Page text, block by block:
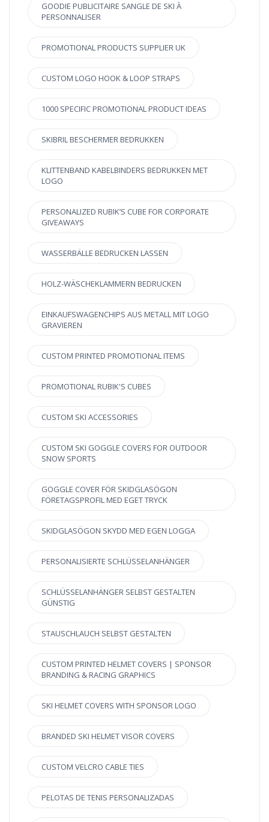
GOODIE PUBLICITAIRE SANGLE DE SKI À
PERSONNALISER
PROMOTIONAL PRODUCTS SUPPLIER UK
CUSTOM LOGO HOOK & LOOP STRAPS
1000 SPECIFIC PROMOTIONAL PRODUCT IDEAS
SKIBRIL BESCHERMER BEDRUKKEN
KLITTENBAND KABELBINDERS BEDRUKKEN MET
LOGO
PERSONALIZED RUBIK’S CUBE FOR CORPORATE
GIVEAWAYS
WASSERBÄLLE BEDRUCKEN LASSEN
HOLZ-WÄSCHEKLAMMERN BEDRUCKEN
EINKAUFSWAGENCHIPS AUS METALL MIT LOGO
GRAVIEREN
CUSTOM PRINTED PROMOTIONAL ITEMS
PROMOTIONAL RUBIK'S CUBES
CUSTOM SKI ACCESSORIES
CUSTOM SKI GOGGLE COVERS FOR OUTDOOR
SNOW SPORTS
GOGGLE COVER FÖR SKIDGLASÖGON
FÖRETAGSPROFIL MED EGET TRYCK
SKIDGLASÖGON SKYDD MED EGEN LOGGA
PERSONALISIERTE SCHLÜSSELANHÄNGER
SCHLÜSSELANHÄNGER SELBST GESTALTEN
GÜNSTIG
STAUSCHLAUCH SELBST GESTALTEN
CUSTOM PRINTED HELMET COVERS | SPONSOR
BRANDING & RACING GRAPHICS
SKI HELMET COVERS WITH SPONSOR LOGO
BRANDED SKI HELMET VISOR COVERS
CUSTOM VELCRO CABLE TIES
PELOTAS DE TENIS PERSONALIZADAS